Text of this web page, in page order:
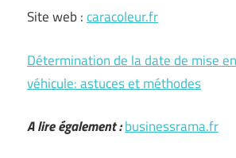
Site web :caracoleur.fr
Détermination de la date de mise
véhicule: astuces et méthodes
A lire également :businessrama.fr